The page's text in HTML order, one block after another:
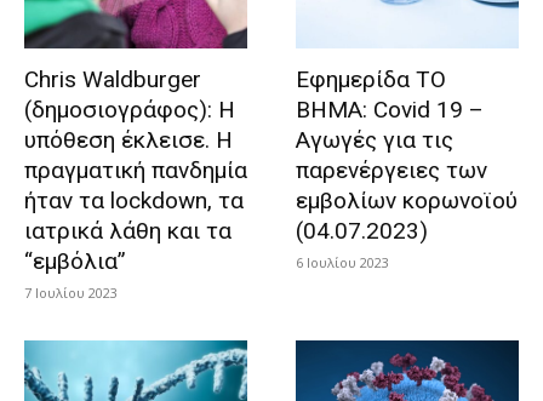
Chris Waldburger
(δημοσιογράφος): Η
υπόθεση έκλεισε. Η
πραγματική πανδημία
ήταν τα lockdown, τα
ιατρικά λάθη και τα
“εμβόλια”
7 Ιουλίου 2023
Εφημερίδα ΤΟ
ΒΗΜΑ: Covid 19 –
Αγωγές για τις
παρενέργειες των
εμβολίων κορωνοϊού
(04.07.2023)
6 Ιουλίου 2023